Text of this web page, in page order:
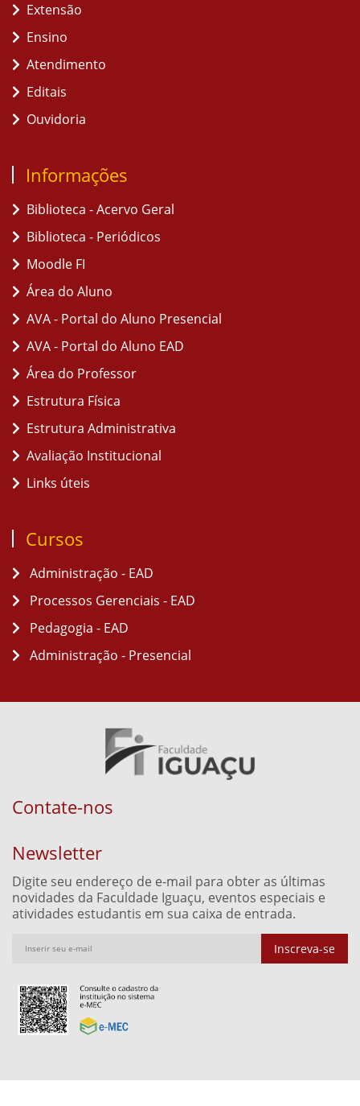
Extensão
Ensino
Atendimento
Editais
Ouvidoria
Informações
Biblioteca - Acervo Geral
Biblioteca - Periódicos
Moodle FI
Área do Aluno
AVA - Portal do Aluno Presencial
AVA - Portal do Aluno EAD
Área do Professor
Estrutura Física
Estrutura Administrativa
Avaliação Institucional
Links úteis
Cursos
Administração - EAD
Processos Gerenciais - EAD
Pedagogia - EAD
Administração - Presencial
Contate-nos
Newsletter
Digite seu endereço de e-mail para obter as últimas
novidades da Faculdade Iguaçu, eventos especiais e
atividades estudantis em sua caixa de entrada.
Inscreva-se